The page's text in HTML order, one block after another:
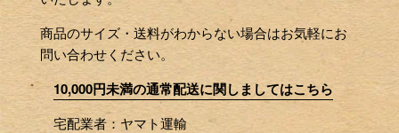
商品のサイズ・送料がわからない場合はお気軽にお
問い合わせください。
10,000円未満の通常配送に関しましてはこちら
宅配業者：ヤマト運輸